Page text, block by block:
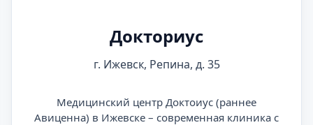
Докториус
г. Ижевск, Репина, д. 35
Медицинский центр Доктоиус (раннее
Авиценна) в Ижевске – современная клиника с